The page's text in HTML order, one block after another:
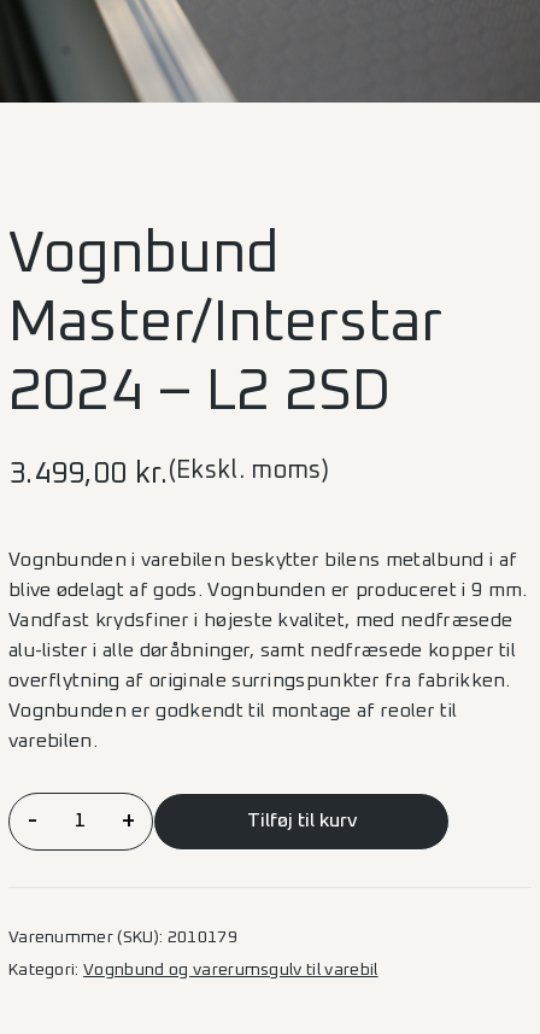
Vognbund
Master/Interstar
2024 – L2 2SD
3.499,00 kr. (Ekskl. moms)
Vognbunden i varebilen beskytter bilens metalbund i af
blive ødelagt af gods. Vognbunden er produceret i 9 mm.
Vandfast krydsfiner i højeste kvalitet, med nedfræsede
alu-lister i alle døråbninger, samt nedfræsede kopper til
overflytning af originale surringspunkter fra fabrikken.
Vognbunden er godkendt til montage af reoler til
varebilen.
Vognbund
Master/Interstar
- + Tilføj til kurv
Varenummer (SKU): 2010179
Kategori:Vognbund og varerumsgulv til varebil